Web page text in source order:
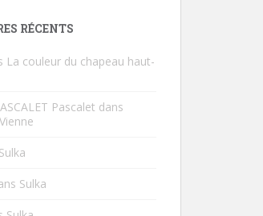
RÉCENTS
La couleur du chapeau haut-
Pascalet dans
Sulka
Sulka